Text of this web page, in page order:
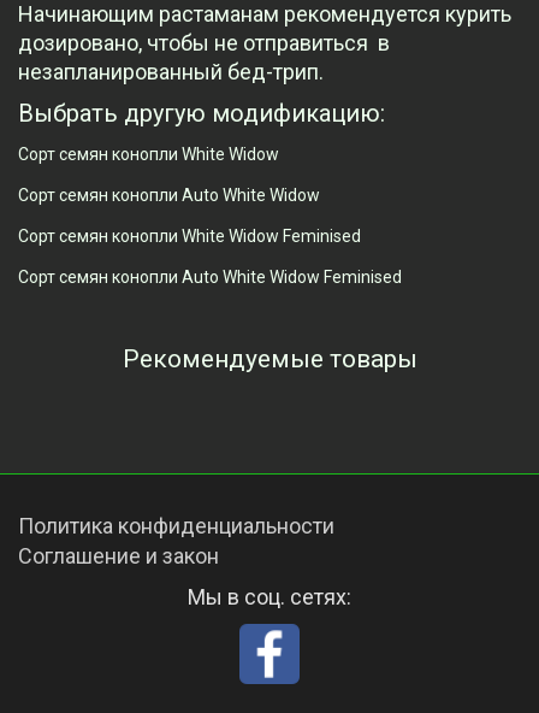
Начинающим растаманам рекомендуется курить
дозировано, чтобы не отправиться в
незапланированный бед-трип.
Выбрать другую модификацию:
Сорт семян конопли White Widow
Сорт семян конопли Auto White Widow
Сорт семян конопли White Widow Feminised
Сорт семян конопли Auto White Widow Feminised
Рекомендуемые товары
Политика конфиденциальности
Соглашение и закон
Мы в соц. сетях: